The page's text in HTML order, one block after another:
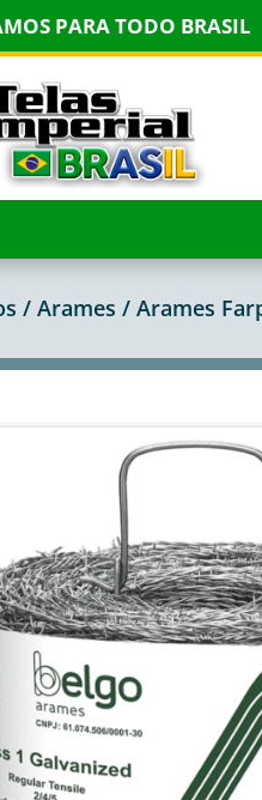
PARA TODO BRASIL
/ Arames / Arames